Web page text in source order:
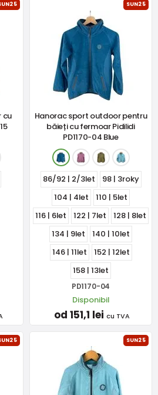
cu
SUN25
Hanorac sport outdoor pentru
băieți cu fermoar Pidilidi
PD1170-04 Blue
86/92 | 2/3let
98 | 3roky
104 | 4let
110 | 5let
116 | 6let
122 | 7let
128 | 8let
134 | 9let
140 | 10let
146 | 11let
152 | 12let
158 | 13let
PD1170-04
Disponibil
od 151,1 lei cu TVA
SUN25